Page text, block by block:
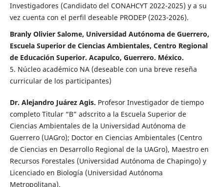
Investigadores (Candidato del CONAHCYT 2022-2025) y a su
vez cuenta con el perfil deseable PRODEP (2023-2026).
Branly Olivier Salome, Universidad Autónoma de Guerrero,
Escuela Superior de Ciencias Ambientales, Centro Regional
de Educación Superior. Acapulco, Guerrero. México.
5. Núcleo académico NA (deseable con una breve reseña
curricular de los participantes)
Dr. Alejandro Juárez Agis. Profesor Investigador de tiempo
completo Titular “B” adscrito a la Escuela Superior de
Ciencias Ambientales de la Universidad Autónoma de
Guerrero (UAGro); Doctor en Ciencias Ambientales (Centro
de Ciencias en Desarrollo Regional de la UAGro), Maestro en
Recursos Forestales (Universidad Autónoma de Chapingo) y
Licenciado en Biología (Universidad Autónoma
Metropolitana).